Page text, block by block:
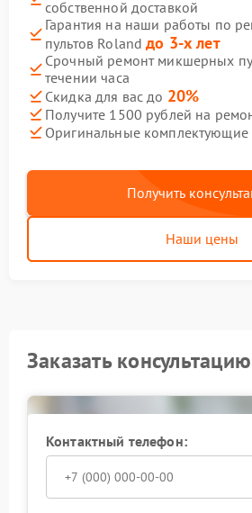
собственной доставкой
Гарантия на наши работы по
пультов Rolandдо 3-х лет
Срочный ремонт микшерных
течении часа
Скидка для вас до 20%
Получите 1500 рублей на
Оригинальные комплектующие
Получить
Наши цены
Заказать консультацию
Контактный телефон: